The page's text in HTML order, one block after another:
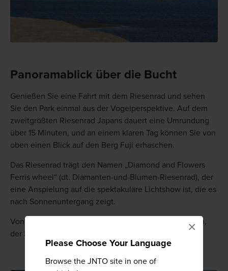
Please Choose Your Language
Browse the JNTO site in one of
×
Panoramablick über die Bucht
Genießen Sie eine Fahrt mit dem Riesenrad und sehen
Sie den Park einmal aus der Vogelperspektive. Auf dem
zweitgrößten Riesenrad Japans dauert eine Umrundung
über 15 Minuten, und an einem klaren Tag können Sie von
oben einen Blick auf den Berg Fuji erhaschen.
Das Riesenrad trägt den Namen „Diamond and Flowers
Ferris wheel“ (dt. Diamanten-und-Blumen-Riesenrad), der
eine Anspielung auf die spektakuläre Lichtshow ist, die es
nach Sonnenuntergang zeigt.
Von dort aus bietet sich eine Fahrt mit dem Parkzug an,
der Sie zu allen Hauptattraktionen führt.